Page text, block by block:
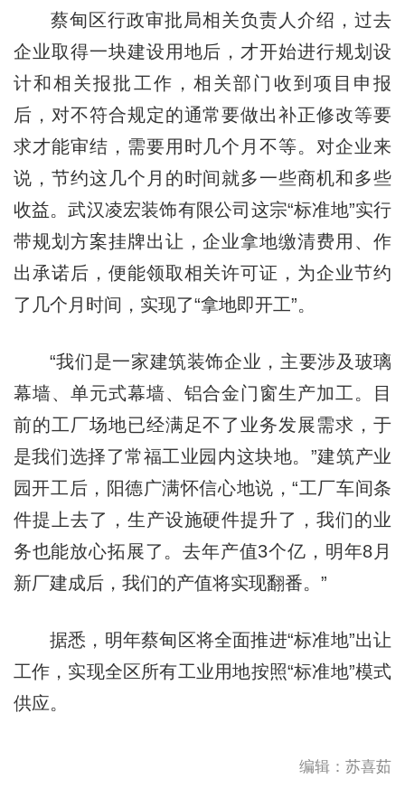
蔡甸区行政审批局相关负责人介绍，过去
企业取得一块建设用地后，才开始进行规划设
计和相关报批工作，相关部门收到项目申报
后，对不符合规定的通常要做出补正修改等要
求才能审结，需要用时几个月不等。对企业来
说，节约这几个月的时间就多一些商机和多些
收益。武汉凌宏装饰有限公司这宗“标准地”实行
带规划方案挂牌出让，企业拿地缴清费用、作
出承诺后，便能领取相关许可证，为企业节约
了几个月时间，实现了“拿地即开工”。
“我们是一家建筑装饰企业，主要涉及玻璃
幕墙、单元式幕墙、铝合金门窗生产加工。目
前的工厂场地已经满足不了业务发展需求，于
是我们选择了常福工业园内这块地。”建筑产业
园开工后，阳德广满怀信心地说，“工厂车间条
件提上去了，生产设施硬件提升了，我们的业
务也能放心拓展了。去年产值3个亿，明年8月
新厂建成后，我们的产值将实现翻番。”
据悉，明年蔡甸区将全面推进“标准地”出让
工作，实现全区所有工业用地按照“标准地”模式
供应。
编辑：苏喜茹